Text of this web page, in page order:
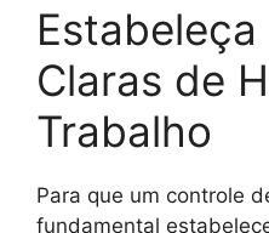
Claras de
Trabalho
Para que um controle
fundamental